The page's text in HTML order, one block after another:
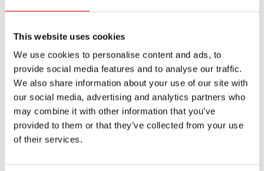
This website uses cookies
We use cookies to personalise content and ads, to
provide social media features and to analyse our traffic.
We also share information about your use of our site with
our social media, advertising and analytics partners who
may combine it with other information that you’ve
provided to them or that they’ve collected from your use
of their services.